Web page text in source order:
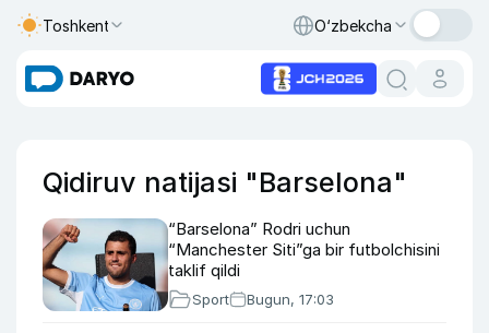
Toshkent O‘zbekcha
Qidiruv natijasi "Barselona"
“Barselona” Rodri uchun
“Manchester Siti”ga bir futbolchisini
taklif qildi
Sport Bugun, 17:03